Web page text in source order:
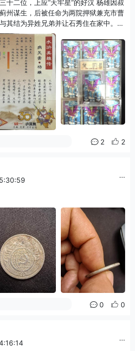
十二位，上应“天牢星”的好汉 杨雄因叔
州谋生，后被任命为两院押狱兼充市曹
其结为异姓兄弟并让石秀住在家中。杨
做功德，将和尚裴如海请至家中，石秀
破奸情并告知杨雄。潘巧云怕丑事败
雄信以为真，怒不可遏赶走石秀，后石
雄在翠屏山与潘巧云对质后杀妻，与时
庄客店时迁偷鸡被擒，杨雄与石秀赴梁
庄等多次征战，梁山排座次时排第三十
军头领。梁山受招安后杨雄随宋江南征
征讨辽国、田虎、王庆等战役中有战
发背疮而死，后追封忠武郎。
2 2
...
0 0
...